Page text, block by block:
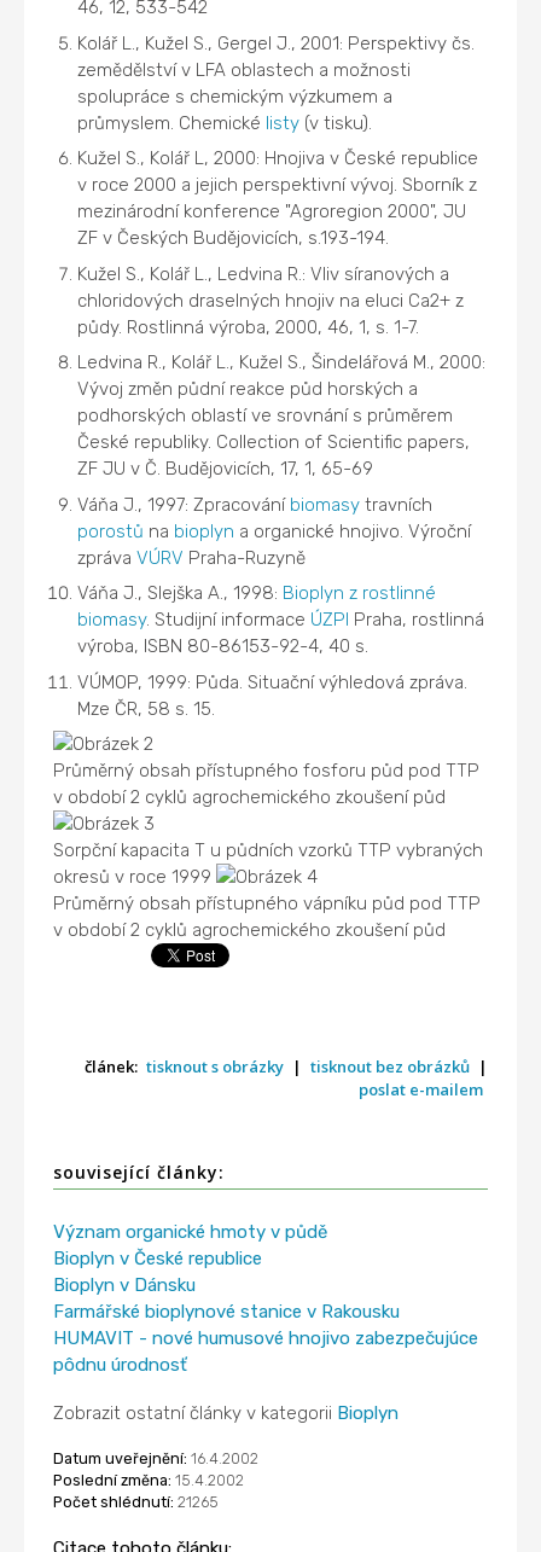
46, 12, 533-542
Kolář L., Kužel S., Gergel J., 2001: Perspektivy čs.
zemědělství v LFA oblastech a možnosti
spolupráce s chemickým výzkumem a
průmyslem. Chemické listy (v tisku).
Kužel S., Kolář L, 2000: Hnojiva v České republice
v roce 2000 a jejich perspektivní vývoj. Sborník z
mezinárodní konference "Agroregion 2000", JU
ZF v Českých Budějovicích, s.193-194.
Kužel S., Kolář L., Ledvina R.: Vliv síranových a
chloridových draselných hnojiv na eluci Ca2+ z
půdy. Rostlinná výroba, 2000, 46, 1, s. 1-7.
Ledvina R., Kolář L., Kužel S., Šindelářová M., 2000:
Vývoj změn půdní reakce půd horských a
podhorských oblastí ve srovnání s průměrem
České republiky. Collection of Scientific papers,
ZF JU v Č. Budějovicích, 17, 1, 65-69
Váňa J., 1997: Zpracování biomasy travních
porostů na bioplyn a organické hnojivo. Výroční
zprávaVÚRV Praha-Ruzyně
Váňa J., Slejška A., 1998: Bioplyn z rostlinné
biomasy. Studijní informace ÚZPI Praha, rostlinná
výroba, ISBN 80-86153-92-4, 40 s.
VÚMOP, 1999: Půda. Situační výhledová zpráva.
Mze ČR, 58 s. 15.
Průměrný obsah přístupného fosforu půd pod TTP
v období 2 cyklů agrochemického zkoušení půd
Sorpční kapacita T u půdních vzorků TTP vybraných
okresů v roce 1999
Průměrný obsah přístupného vápníku půd pod TTP
v období 2 cyklů agrochemického zkoušení půd
článek: tisknout s obrázky | tisknout bez obrázků |
poslat e-mailem
související články:
Význam organické hmoty v půdě
Bioplyn v České republice
Bioplyn v Dánsku
Farmářské bioplynové stanice v Rakousku
HUMAVIT - nové humusové hnojivo zabezpečujúce
pôdnu úrodnosť
Zobrazit ostatní články v kategorii Bioplyn
Datum uveřejnění: 16.4.2002
Poslední změna: 15.4.2002
Počet shlédnutí: 21265